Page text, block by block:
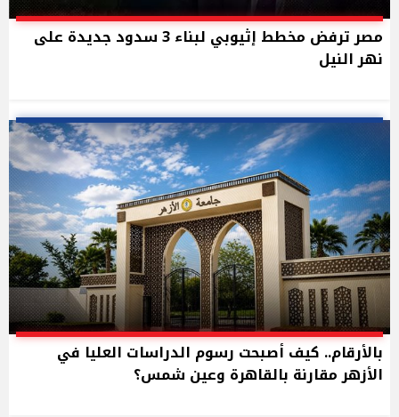
مصر ترفض مخطط إثيوبي لبناء 3 سدود جديدة على
نهر النيل
بالأرقام.. كيف أصبحت رسوم الدراسات العليا في
الأزهر مقارنة بالقاهرة وعين شمس؟